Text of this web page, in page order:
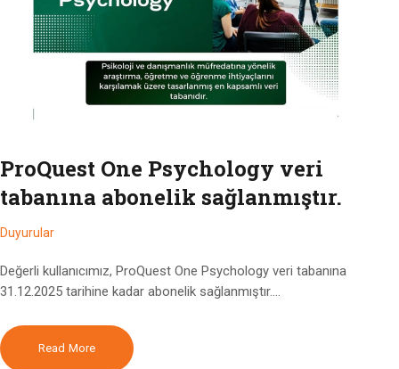
ProQuest One Psychology veri
tabanına abonelik sağlanmıştır.
Duyurular
Değerli kullanıcımız, ProQuest One Psychology veri tabanına
31.12.2025 tarihine kadar abonelik sağlanmıştır.…
Read More